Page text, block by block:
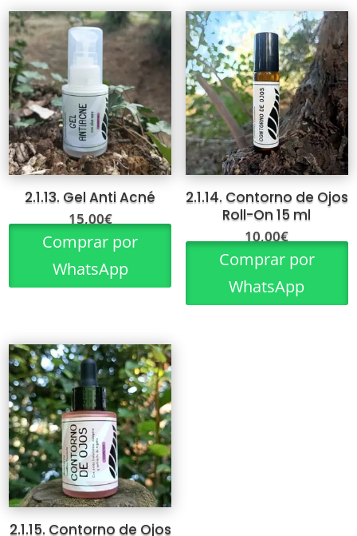
2.1.13. Gel Anti Acné
15,00€
Comprar por
WhatsApp
2.1.14. Contorno de Ojos
Roll-On 15 ml
10,00€
Comprar por
WhatsApp
2.1.15. Contorno de Ojos